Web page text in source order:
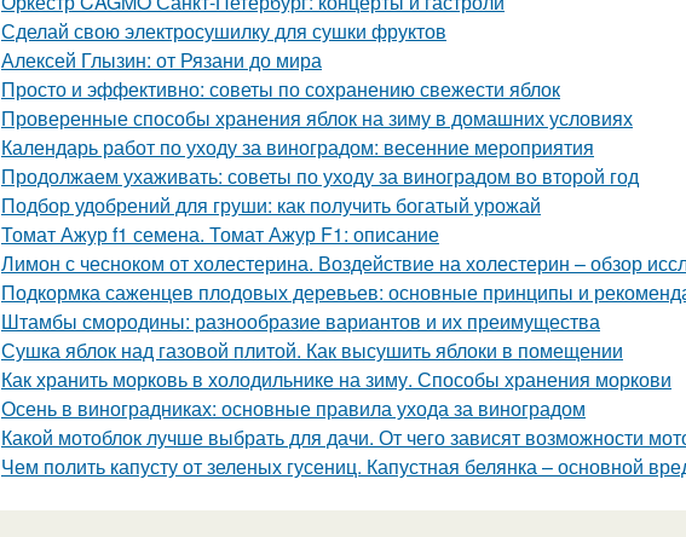
Сделай свою электросушилку для сушки фруктов
Алексей Глызин: от Рязани до мира
Просто и эффективно: советы по сохранению свежести яблок
Проверенные способы хранения яблок на зиму в домашних условиях
Календарь работ по уходу за виноградом: весенние мероприятия
Продолжаем ухаживать: советы по уходу за виноградом во второй год
Подбор удобрений для груши: как получить богатый урожай
Томат Ажур f1 семена. Томат Ажур F1: описание
Лимон с чесноком от холестерина. Воздействие на холестерин – обзор
Подкормка саженцев плодовых деревьев: основные принципы и
Штамбы смородины: разнообразие вариантов и их преимущества
Сушка яблок над газовой плитой. Как высушить яблоки в помещении
Как хранить морковь в холодильнике на зиму. Способы хранения моркови
Осень в виноградниках: основные правила ухода за виноградом
Какой мотоблок лучше выбрать для дачи. От чего зависят возможности
Чем полить капусту от зеленых гусениц. Капустная белянка – основной